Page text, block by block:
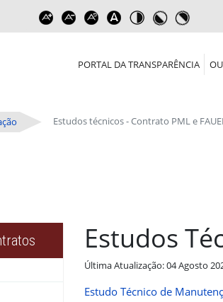
PORTAL DA TRANSPARÊNCIA
Estudos técnicos - Contrato PML e
Estudos
Última Atualização: 04 Agosto
Estudo Técnico de